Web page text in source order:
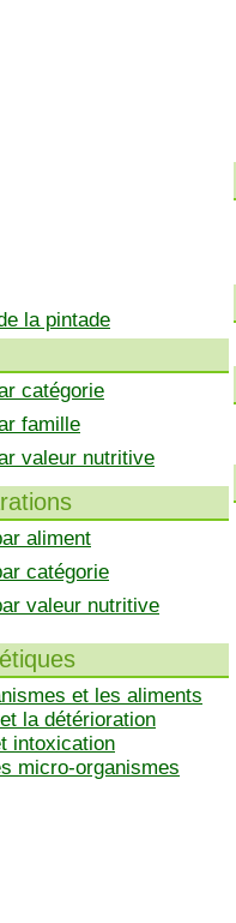
la pintade
catégorie
famille
valeur nutritive
aliment
catégorie
valeur nutritive
et les aliments
la détérioration
intoxication
micro-organismes